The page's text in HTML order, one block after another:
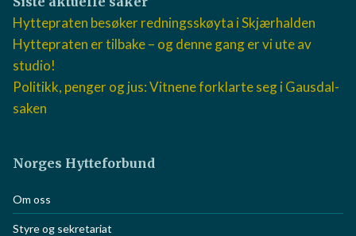
Siste aktuelle saker
Hyttepraten besøker redningsskøyta i Skjærhalden
Hyttepraten er tilbake – og denne gang er vi ute av
studio!
Gausdal-saken
Norges Hytteforbund